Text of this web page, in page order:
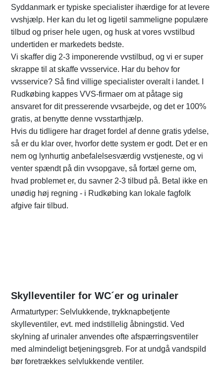
Syddanmark er typiske specialister ihærdige for at levere
vvshjælp. Her kan du let og ligetil sammeligne populære
tilbud og priser hele ugen, og husk at vores vvstilbud
undertiden er markedets bedste.
Vi skaffer dig 2-3 imponerende vvstilbud, og vi er super
skrappe til at skaffe vvsservice. Har du behov for
vvsservice? Så find villige specialister overalt i landet. I
Rudkøbing kappes VVS-firmaer om at påtage sig
ansvaret for dit presserende vvsarbejde, og det er 100%
gratis, at benytte denne vvsstarthjælp.
Hvis du tidligere har draget fordel af denne gratis ydelse,
så er du klar over, hvorfor dette system er godt. Det er en
nem og lynhurtig anbefalelsesværdig vvstjeneste, og vi
venter spændt på din vvsopgave, så fortæl gerne om,
hvad problemet er, du savner 2-3 tilbud på. Betal ikke en
unødig høj regning - i Rudkøbing kan lokale fagfolk
afgive fair tilbud.
Skylleventiler for WC´er og urinaler
Armaturtyper: Selvlukkende, trykknapbetjente
skylleventiler, evt. med indstillelig åbningstid. Ved
skylning af urinaler anvendes ofte afspærringsventiler
med almindeligt betjeningsgreb. For at undgå vandspild
bør foretrækkes selvlukkende ventiler.